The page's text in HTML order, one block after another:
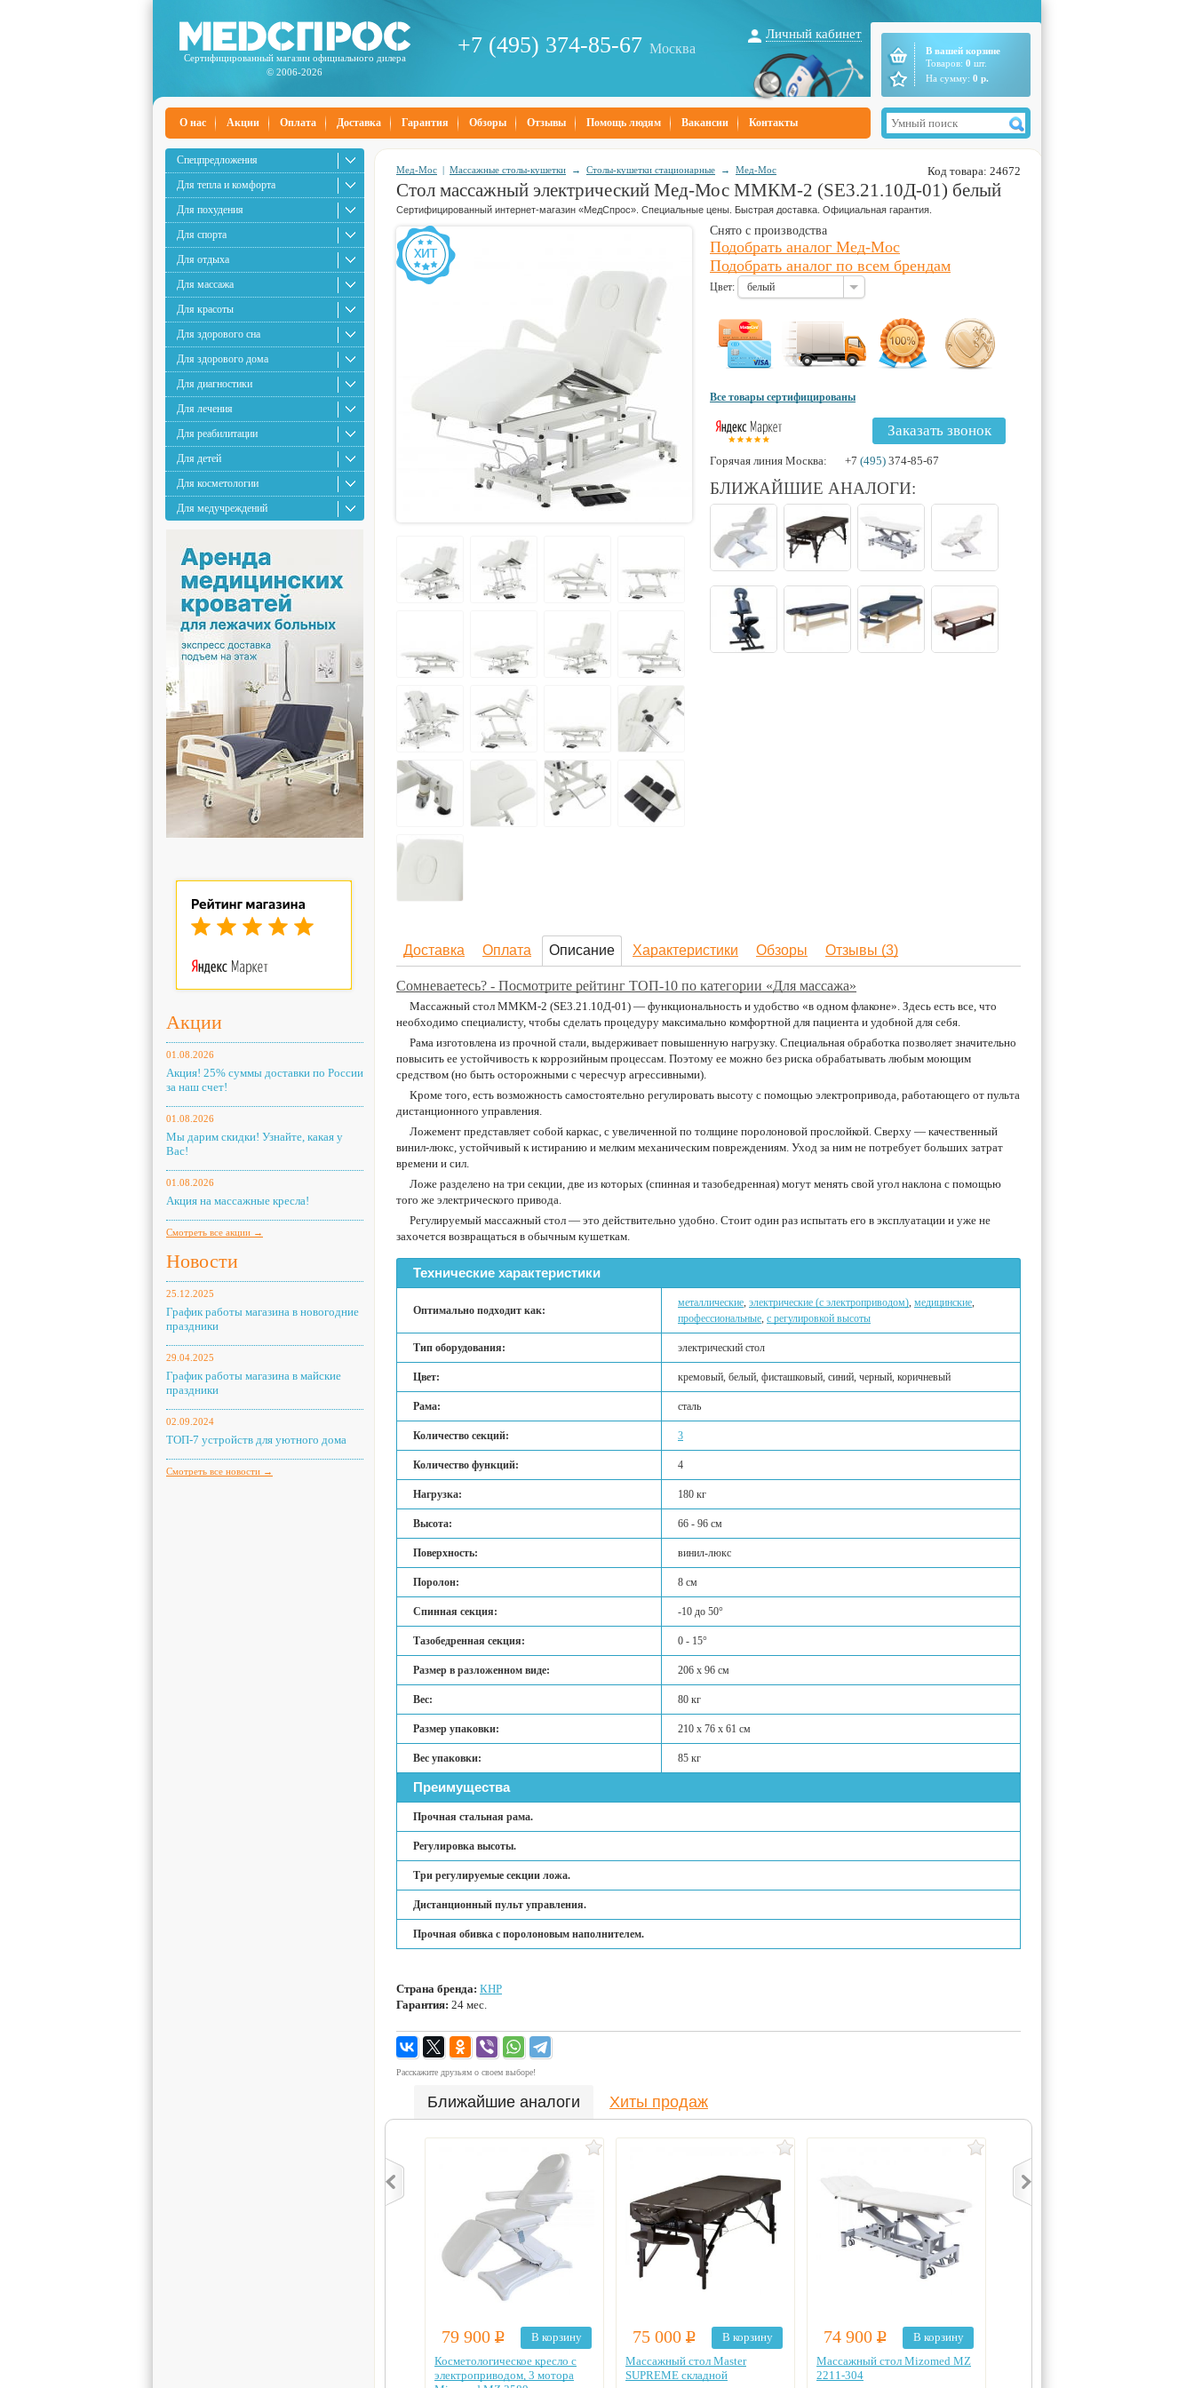
Сертифицированный магазин официального дилера
© 2006-2026
+7 (495) 374-85-67 Москва
Личный кабинет
В вашей корзине
Товаров: 0 шт.
На сумму: 0 р.
О нас Акции Оплата Доставка Гарантия Обзоры Отзывы Помощь людям Вакансии Контакты
Спецпредложения
Для тепла и комфорта
Для похудения
Для спорта
Для отдыха
Для массажа
Для красоты
Для здорового сна
Для здорового дома
Для диагностики
Для лечения
Для реабилитации
Для детей
Для косметологии
Для медучреждений
Акции
01.08.2026
Акция! 25% суммы доставки по России
за наш счет!
01.08.2026
Мы дарим скидки! Узнайте, какая у
Вас!
01.08.2026
Акция на массажные кресла!
Смотреть все акции →
Новости
25.12.2025
График работы магазина в новогодние
праздники
29.04.2025
График работы магазина в майские
праздники
02.09.2024
ТОП-7 устройств для уютного дома
Смотреть все новости →
Код товара: 24672
Мед-Мос | Массажные столы-кушетки → Столы-кушетки стационарные → Мед-Мос
Стол массажный электрический Мед-Мос ММКМ-2 (SE3.21.10Д-01) белый
Сертифицированный интернет-магазин «МедСпрос». Специальные цены. Быстрая доставка. Официальная гарантия.
Снято с производства
Подобрать аналог Мед-Мос
Подобрать аналог по всем брендам
Цвет: белый
Все товары сертифицированы
Заказать звонок
Горячая линия Москва: +7 (495) 374-85-67
БЛИЖАЙШИЕ АНАЛОГИ:
Доставка Оплата Описание Характеристики Обзоры Отзывы (3)
Сомневаетесь? - Посмотрите рейтинг ТОП-10 по категории «Для массажа»
Массажный стол MMKM-2 (SE3.21.10Д-01) — функциональность и удобство «в одном флаконе». Здесь есть все, что
необходимо специалисту, чтобы сделать процедуру максимально комфортной для пациента и удобной для себя.
Рама изготовлена из прочной стали, выдерживает повышенную нагрузку. Специальная обработка позволяет значительно
повысить ее устойчивость к коррозийным процессам. Поэтому ее можно без риска обрабатывать любым моющим
средством (но быть осторожными с чересчур агрессивными).
Кроме того, есть возможность самостоятельно регулировать высоту с помощью электропривода, работающего от пульта
дистанционного управления.
Ложемент представляет собой каркас, с увеличенной по толщине поролоновой прослойкой. Сверху — качественный
винил-люкс, устойчивый к истиранию и мелким механическим повреждениям. Уход за ним не потребует больших затрат
времени и сил.
Ложе разделено на три секции, две из которых (спинная и тазобедренная) могут менять свой угол наклона с помощью
того же электрического привода.
Регулируемый массажный стол — это действительно удобно. Стоит один раз испытать его в эксплуатации и уже не
захочется возвращаться в обычным кушеткам.
Технические характеристики
Оптимально подходит как:
металлические, электрические (с электроприводом), медицинские,
профессиональные, с регулировкой высоты
Тип оборудования: электрический стол
Цвет: кремовый, белый, фисташковый, синий, черный, коричневый
Рама: сталь
Количество секций: 3
Количество функций: 4
Нагрузка: 180 кг
Высота: 66 - 96 см
Поверхность: винил-люкс
Поролон: 8 см
Спинная секция: -10 до 50°
Тазобедренная секция: 0 - 15°
Размер в разложенном виде: 206 х 96 см
Вес: 80 кг
Размер упаковки: 210 х 76 х 61 см
Вес упаковки: 85 кг
Преимущества
Прочная стальная рама.
Регулировка высоты.
Три регулируемые секции ложа.
Дистанционный пульт управления.
Прочная обивка с поролоновым наполнителем.
Страна бренда: КНР
Гарантия: 24 мес.
Расскажите друзьям о своем выборе!
Ближайшие аналоги Хиты продаж
79 900 Р
В корзину
Косметологическое кресло с
электроприводом, 3 мотора
75 000 Р
В корзину
Массажный стол Master
SUPREME складной
74 900 Р
В корзину
Массажный стол Mizomed MZ
2211-304